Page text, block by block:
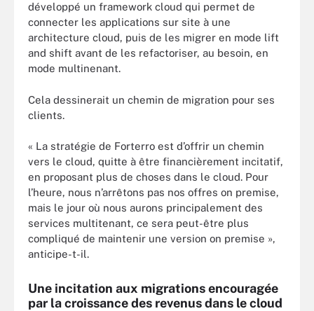
développé un framework cloud qui permet de
connecter les applications sur site à une
architecture cloud, puis de les migrer en mode lift
and shift avant de les refactoriser, au besoin, en
mode multinenant.
Cela dessinerait un chemin de migration pour ses
clients.
« La stratégie de Forterro est d’offrir un chemin
vers le cloud, quitte à être financièrement incitatif,
en proposant plus de choses dans le cloud. Pour
l’heure, nous n’arrêtons pas nos offres on premise,
mais le jour où nous aurons principalement des
services multitenant, ce sera peut-être plus
compliqué de maintenir une version on premise »,
anticipe-t-il.
Une incitation aux migrations encouragée
par la croissance des revenus dans le cloud